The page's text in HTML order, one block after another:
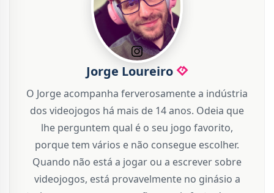
Jorge Loureiro
O Jorge acompanha ferverosamente a indústria
dos videojogos há mais de 14 anos. Odeia que
lhe perguntem qual é o seu jogo favorito,
porque tem vários e não consegue escolher.
Quando não está a jogar ou a escrever sobre
videojogos, está provavelmente no ginásio a